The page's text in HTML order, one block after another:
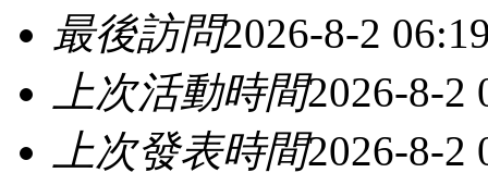
最後訪問2026-8-2
上次活動時間2026-8-2
上次發表時間2026-8-2